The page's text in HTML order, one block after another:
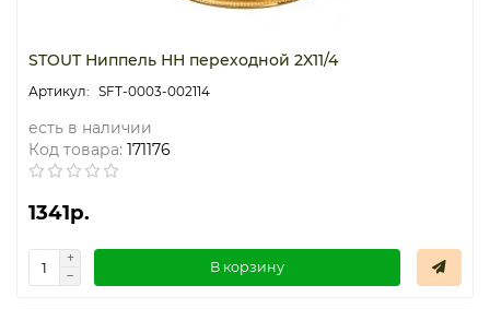
STOUT Ниппель НН переходной 2X11/4
SFT-0003-002114
есть в наличии
Код товара: 171176
1341р.
В корзину